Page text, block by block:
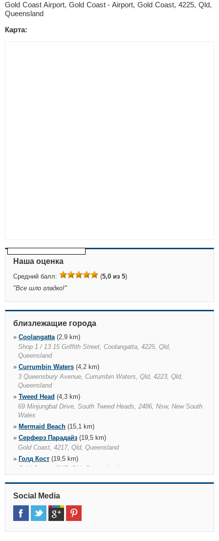
Gold Coast Airport, Gold Coast - Airport, Gold Coast, 4225, Qld,
Queensland
Карта:
Наша оценка
Средний балл: (5,0 из 5)
"Все шло гладко!"
близлежащие города
» Coolangatta(2,9 km)
Shop 1 / 13 15 Griffith Street, Coolangatta, 4225, Qld,
Queensland
» Currumbin Waters (4,2 km)
3 Queensbury Avenue, Currumbin Waters, Qld, 4223, Qld,
Queensland
» Tweed Head (4,3 km)
69 Minjungbal Drive, South Tweed Heads, 2486, Nsw, New South
Wales
» Mermaid Beach (15,1 km)
» Серферз Парадайз (19,5 km)
Gold Coast, 4217, Qld, Queensland
» Голд Кост (19,5 km)
Gold Coast, 4217, Qld, Queensland
» Southport (24,1 km)
Southport, Southport, 4215, Qld, Queensland
»Nerang(26,8 km)
3 Lawrence Drive, Nerang, 4211, Qld, Queensland
Social Media